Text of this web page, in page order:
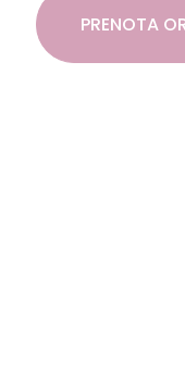
PRENOTA